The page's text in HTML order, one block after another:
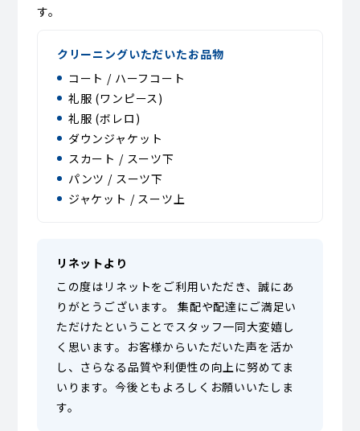
す。
クリーニングいただいたお品物
コート / ハーフコート
礼服 (ワンピース)
礼服 (ボレロ)
ダウンジャケット
スカート / スーツ下
パンツ / スーツ下
ジャケット / スーツ上
リネットより
この度はリネットをご利用いただき、誠にあ
りがとうございます。 集配や配達にご満足い
ただけたということでスタッフ一同大変嬉し
く思います。お客様からいただいた声を活か
し、さらなる品質や利便性の向上に努めてま
いります。今後ともよろしくお願いいたしま
す。